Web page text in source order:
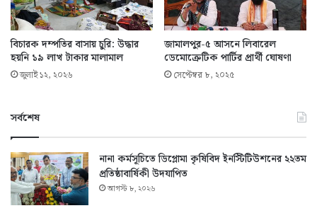
বিচারক দম্পতির বাসায় চুরি: উদ্ধার
হয়নি ১৯ লাখ টাকার মালামাল
জুলাই ১২, ২০২৬
জামালপুর-৫ আসনে লিবারেল
ডেমোক্রেটিক পার্টির প্রার্থী ঘোষণা
সেপ্টেম্বর ৮, ২০২৫
সর্বশেষ
নানা কর্মসূচিতে ডিপ্লোমা কৃষিবিদ ইনস্টিটিউশনের ২২তম
প্রতিষ্ঠাবার্ষিকী উদযাপিত
আগস্ট ৮, ২০২৬